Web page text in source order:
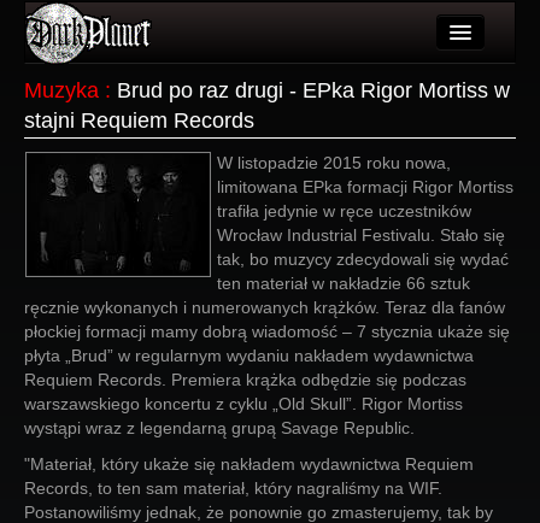
Użytkownicy
Wydarzenia
Forum
Więcej
Login
Muzyka : Brud po raz drugi - EPka Rigor Mortiss w
stajni Requiem Records
W listopadzie 2015 roku nowa,
limitowana EPka formacji Rigor Mortiss
trafiła jedynie w ręce uczestników
Wrocław Industrial Festivalu. Stało się
tak, bo muzycy zdecydowali się wydać
ten materiał w nakładzie 66 sztuk
ręcznie wykonanych i numerowanych krążków. Teraz dla fanów
płockiej formacji mamy dobrą wiadomość – 7 stycznia ukaże się
płyta „Brud” w regularnym wydaniu nakładem wydawnictwa
Requiem Records. Premiera krążka odbędzie się podczas
warszawskiego koncertu z cyklu „Old Skull”. Rigor Mortiss
wystąpi wraz z legendarną grupą Savage Republic.
"Materiał, który ukaże się nakładem wydawnictwa Requiem
Records, to ten sam materiał, który nagraliśmy na WIF.
Postanowiliśmy jednak, że ponownie go zmasterujemy, tak by